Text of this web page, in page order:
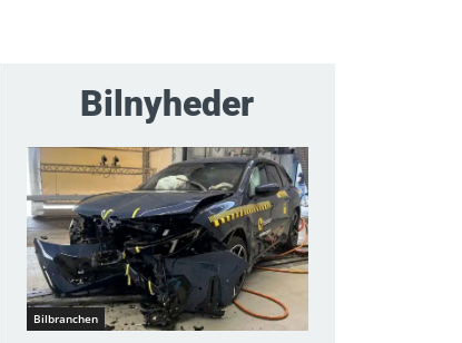
Bilnyheder
Bilbranchen